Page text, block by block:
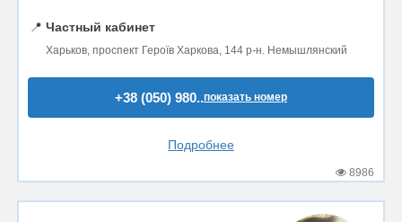
📍 Частный кабинет
Харьков, проспект Героїв Харкова, 144 р-н. Немышлянский
+38 (050) 980..показать номер
Подробнее
8986